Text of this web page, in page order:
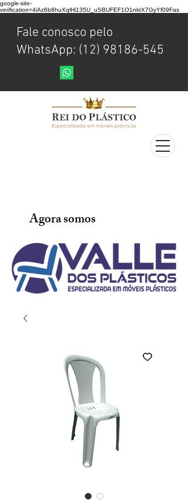
google-site-
verification=4iAz6b8huXqlHi135U_uSBUFEF1O1nktX7GyYf09Fas
Fale conosco pelo
WhatsApp: (12) 98186-545
Agora somos